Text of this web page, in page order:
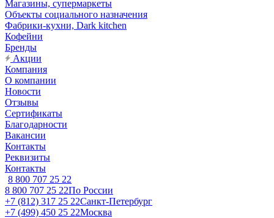
Магазины, супермаркеты
Объекты социального назначения
Фабрики-кухни, Dark kitchen
Кофейни
Бренды
Акции
Компания
О компании
Новости
Отзывы
Сертификаты
Благодарности
Вакансии
Контакты
Реквизиты
Контакты
8 800 707 25 22
8 800 707 25 22По России
+7 (812) 317 25 22Санкт-Петербург
+7 (499) 450 25 22Москва